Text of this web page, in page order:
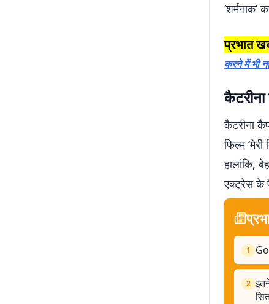
‘शर्मनाक’
प्रभात
करने में भी
कैटरीना
फिल्म
हालांकि,
एक्ट्रेस के
1
2